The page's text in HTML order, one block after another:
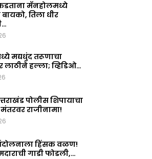
मॅनहोलमध्ये
तिला धीर
मद्यधुंद तरूणाचा
लाठीने हल्ला; व्हिडिओ…
पोलीस शिपायाचा
राजीनामा!
आंदोलनाला हिंसक वळण!
गाडी फोडली,…